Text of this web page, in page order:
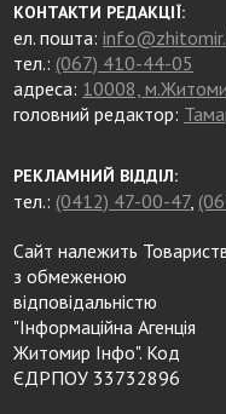
КОНТАКТИ РЕДАКЦІЇ:
ел. пошта:
тел.: (067) 410-44-05
адреса: 10008,
головний редактор:
РЕКЛАМНИЙ ВІДДІЛ:
тел.: (0412) 47-00-47,
Сайт належить
з обмеженою
відповідальністю
"Інформаційна Агенція
Житомир Інфо". Код
ЄДРПОУ 33732896